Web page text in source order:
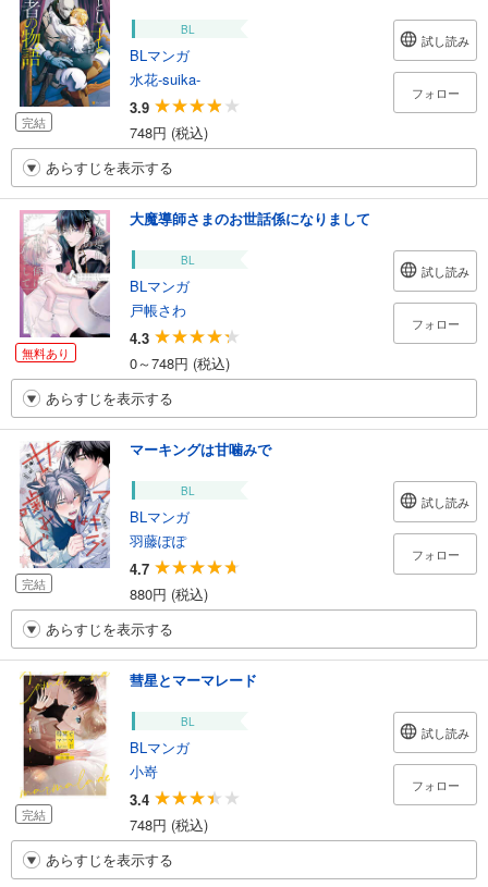
完結
BL
BLマンガ
水花-suika-
3.9
748円 (税込)
試し読み
フォロー
あらすじを表示する
無料あり
大魔導師さまのお世話係になりまして
BL
BLマンガ
戸帳さわ
4.3
0～748円 (税込)
試し読み
フォロー
あらすじを表示する
完結
マーキングは甘噛みで
BL
BLマンガ
羽藤ぽぽ
4.7
880円 (税込)
試し読み
フォロー
あらすじを表示する
完結
彗星とマーマレード
BL
BLマンガ
小嵜
3.4
748円 (税込)
試し読み
フォロー
あらすじを表示する